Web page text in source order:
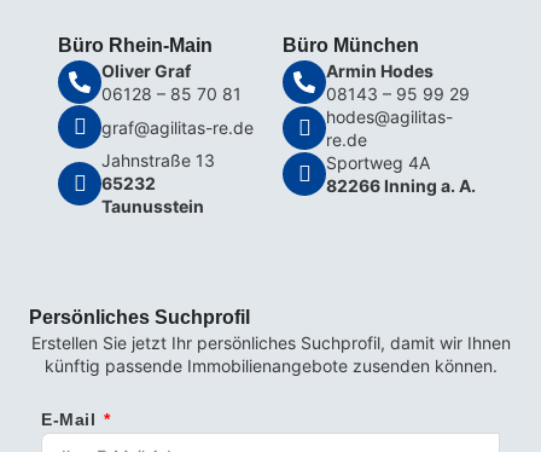
Büro Rhein-Main
Oliver Graf
06128 – 85 70 81
graf@agilitas-re.de
Jahnstraße 13
65232
Taunusstein
Büro München
Armin Hodes
08143 – 95 99 29
hodes@agilitas-
re.de
Sportweg 4A
82266 Inning a. A.
Persönliches Suchprofil
Erstellen Sie jetzt Ihr persönliches Suchprofil, damit wir Ihnen
künftig passende Immobilienangebote zusenden können.
E-Mail